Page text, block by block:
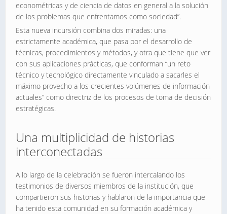
econométricas y de ciencia de datos en general a la solución
de los problemas que enfrentamos como sociedad”.
Esta nueva incursión combina dos miradas: una
estrictamente académica, que pasa por el desarrollo de
técnicas, procedimientos y métodos, y otra que tiene que ver
con sus aplicaciones prácticas, que conforman “un reto
técnico y tecnológico directamente vinculado a sacarles el
máximo provecho a los crecientes volúmenes de información
actuales” como directriz de los procesos de toma de decisión
estratégicas.
Una multiplicidad de historias
interconectadas
A lo largo de la celebración se fueron intercalando los
testimonios de diversos miembros de la institución, que
compartieron sus historias y hablaron de la importancia que
ha tenido esta comunidad en su formación académica y